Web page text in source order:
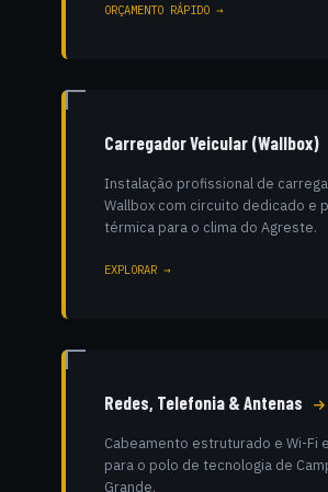
ORÇAMENTO RÁPIDO →
Carregador Veicular (Wallbox)
Instalação profissional de
Wallbox com circuito dedicado e
térmica para o clima do Agreste.
EXPLORAR →
Redes, Telefonia & Antenas
Cabeamento estruturado e Wi-Fi
para o polo de tecnologia de
Grande.